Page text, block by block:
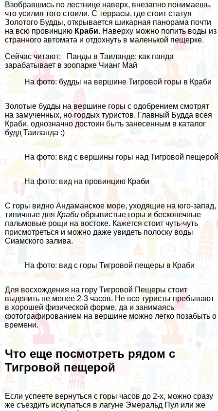
Взобравшись по лестнице наверх, внезапно понимаешь,
что усилия того стоили. С террасы, где стоит статуя
Золотого Будды, открывается шикарная панорама почти
на всю провинцию Краби. Наверху можно попить воды из
странного автомата и отдохнуть в маленькой пещерке.
Сейчас читают:
Панды в Таиланде: как панда
зарабатывает в зоопарке Чианг Май
На фото: будды на вершине Тигровой горы в Краби
Золотые будды на вершине горы с одобрением смотрят
на замученных, но гордых туристов. Главный Будда всея
Краби, однозначно достоин быть занесенным в каталог
будд Таиланда :)
На фото: вид с вершины горы над Тигровой
На фото: вид на провинцию Краби
С горы видно Андаманское море, уходящие на юго-запад,
типичные для Крабиобрывистые горы и бесконечные
пальмовые рощи на востоке. Кажется стоит чуть-чуть
присмотреться и можно даже увидеть полоску воды
Сиамского залива.
На фото: вид с горы Тигровой пещеры в Краби
Для восхождения на гору Тигровой Пещеры стоит
выделить не менее 2-3 часов. Не все туристы пребывают
в хорошей физической форме, да и занимаясь
фотографированием на вершине можно легко позабыть о
времени.
Что еще посмотреть рядом с
Тигровой пещерой
Если успеете вернуться с горы часов до 2-х, можно сразу
же съездить искупаться влагуне Эмеральд Пул или же